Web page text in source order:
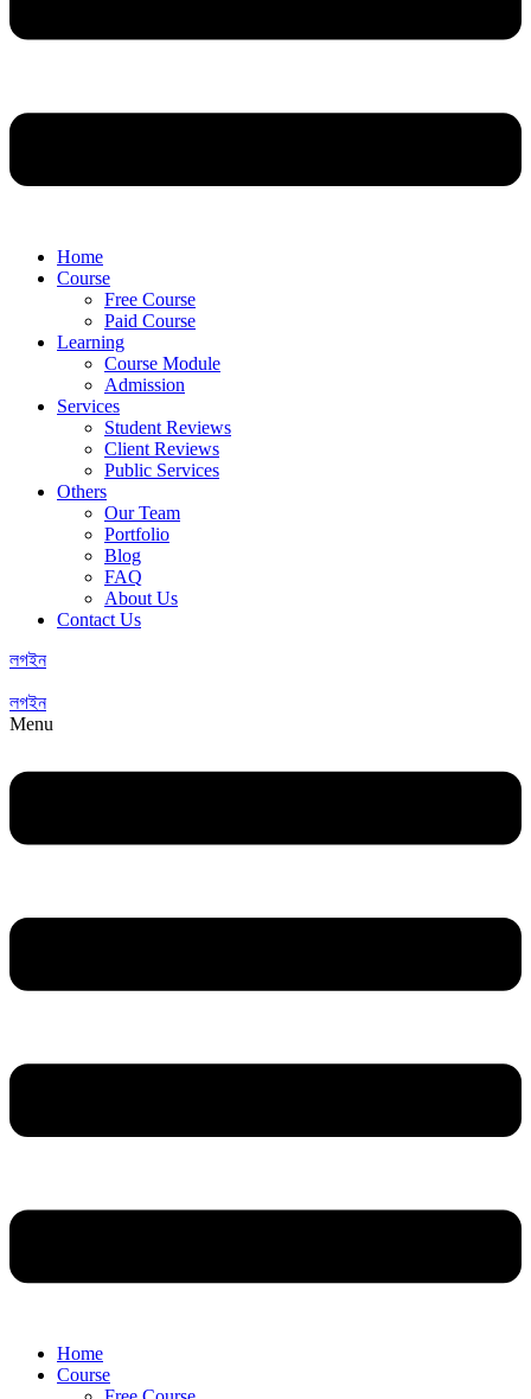
Home
Course
Free Course
Paid Course
Learning
Course Module
Admission
Services
Student Reviews
Client Reviews
Public Services
Others
Our Team
Portfolio
Blog
FAQ
About Us
Contact Us
লগইন
লগইন
Menu
Home
Course